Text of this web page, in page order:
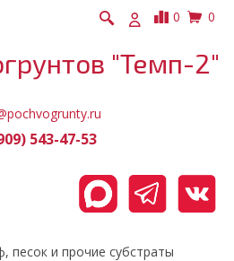
0 0
"Темп-2"
543-47-53
песок и прочие субстраты